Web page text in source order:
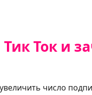
Ток и
число